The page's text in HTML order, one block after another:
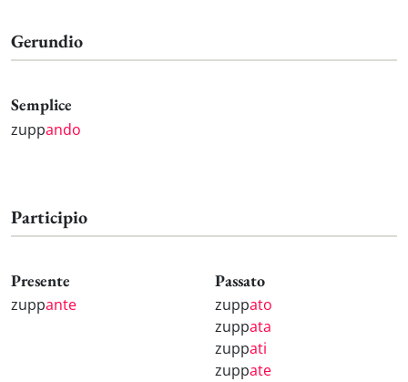
Gerundio
Semplice
zuppando
Participio
Presente
zuppante
Passato
zuppato
zuppata
zuppati
zuppate